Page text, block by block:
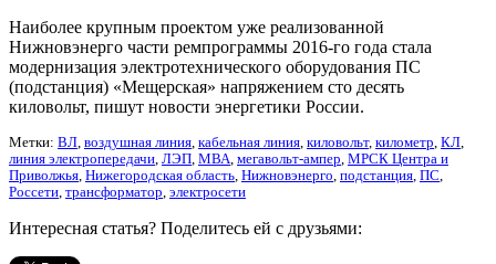
Наиболее крупным проектом уже реализованной
Нижновэнерго части ремпрограммы 2016-го года стала
модернизация электротехнического оборудования ПС
(подстанция) «Мещерская» напряжением сто десять
киловольт, пишут новости энергетики России.
Метки: ВЛ, воздушная линия, кабельная линия, киловольт, километр, КЛ,
линия электропередачи, ЛЭП, МВА, мегавольт-ампер, МРСК Центра и
Приволжья, Нижегородская область, Нижновэнерго, подстанция, ПС,
Россети, трансформатор, электросети
Интересная статья? Поделитесь ей с друзьями: